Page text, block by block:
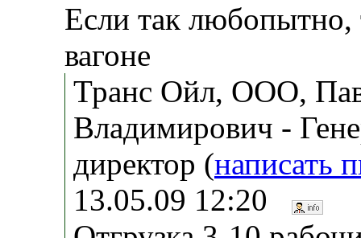
Если так любопытно,
вагоне
Транс Ойл, ООО,
Владимирович -
директор (написать
13.05.09 12:20